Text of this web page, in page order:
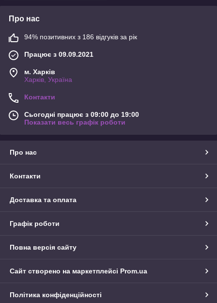
Про нас
94% позитивних з 186 відгуків за рік
Працює з 09.09.2021
м. Харків
Харків, Україна
Контакти
Сьогодні працює з 09:00 до 19:00
Показати весь графік роботи
Про нас
Контакти
Доставка та оплата
Графік роботи
Повна версія сайту
Сайт створено на маркетплейсі Prom.ua
Політика конфіденційності